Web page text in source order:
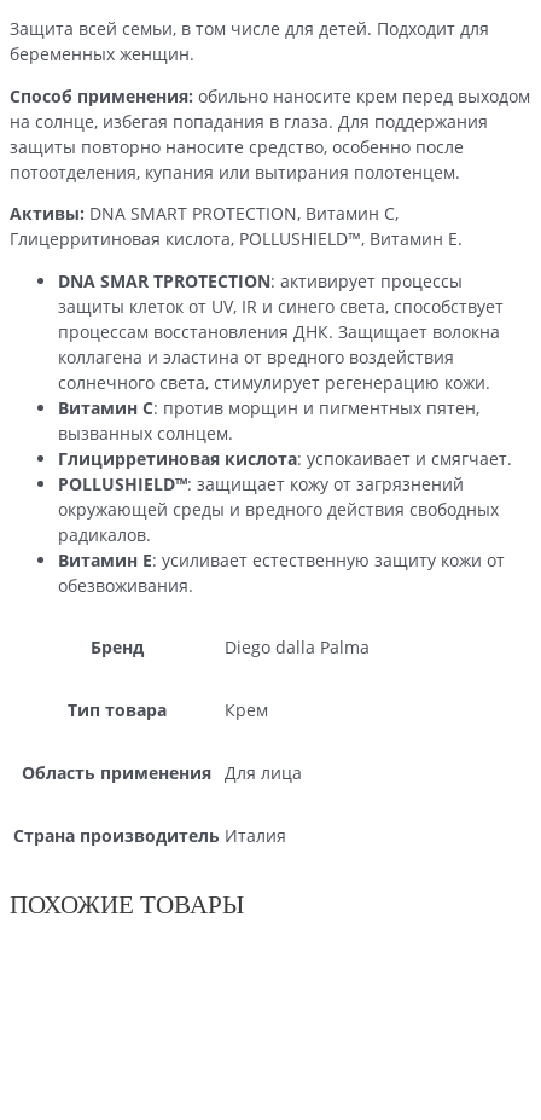
Защита всей семьи, в том числе для детей. Подходит для
беременных женщин.
Способ применения: обильно наносите крем перед выходом
на солнце, избегая попадания в глаза. Для поддержания
защиты повторно наносите средство, особенно после
потоотделения, купания или вытирания полотенцем.
Активы: DNA SMART PROTECTION, Витамин С,
Глицерритиновая кислота, POLLUSHIELD™, Витамин Е.
DNA SMAR TPROTECTION: активирует процессы
защиты клеток от UV, IR и синего света, способствует
процессам восстановления ДНК. Защищает волокна
коллагена и эластина от вредного воздействия
солнечного света, стимулирует регенерацию кожи.
Витамин C: против морщин и пигментных пятен,
вызванных солнцем.
Глицирретиновая кислота: успокаивает и смягчает.
POLLUSHIELD™: защищает кожу от загрязнений
окружающей среды и вредного действия свободных
радикалов.
Витамин Е: усиливает естественную защиту кожи от
обезвоживания.
Бренд Diego dalla Palma
Тип товара Крем
Область применения Для лица
Страна производитель Италия
ПОХОЖИЕ ТОВАРЫ